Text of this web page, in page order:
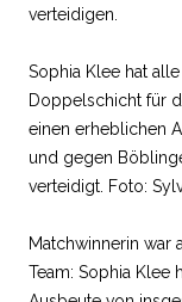
verteidigen.
Sophia Klee hat
Doppelschicht für
einen erheblichen
und gegen
verteidigt. Foto:
Matchwinnerin war
Team: Sophia Klee